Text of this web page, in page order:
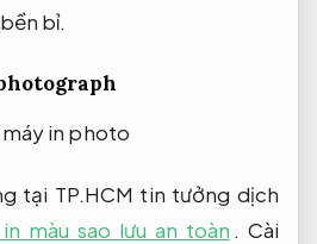
bỉ.
tại TP.HCM tin tưởng dịch
màu sao lưu an toàn . Cài